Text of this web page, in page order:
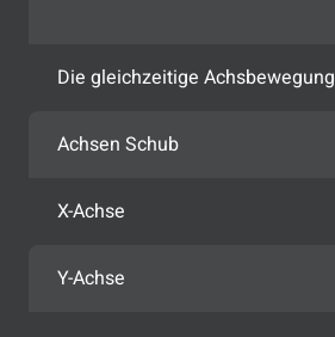
Die gleichzeitige Achsbewegung
Achsen Schub
X-Achse
Y-Achse